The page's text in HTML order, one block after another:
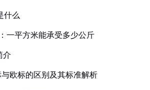
什么
一平方米能承受多少公斤
介
欧标的区别及其标准解析